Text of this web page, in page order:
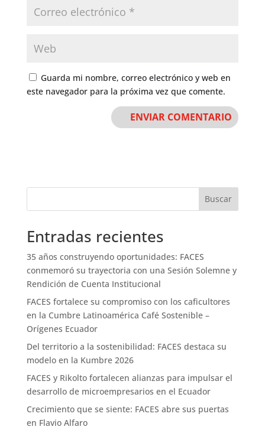
Guarda mi nombre, correo electrónico y web en
este navegador para la próxima vez que comente.
Buscar
Entradas recientes
35 años construyendo oportunidades: FACES
conmemoró su trayectoria con una Sesión Solemne y
Rendición de Cuenta Institucional
FACES fortalece su compromiso con los caficultores
en la Cumbre Latinoamérica Café Sostenible –
Orígenes Ecuador
Del territorio a la sostenibilidad: FACES destaca su
modelo en la Kumbre 2026
FACES y Rikolto fortalecen alianzas para impulsar el
desarrollo de microempresarios en el Ecuador
Crecimiento que se siente: FACES abre sus puertas
en Flavio Alfaro